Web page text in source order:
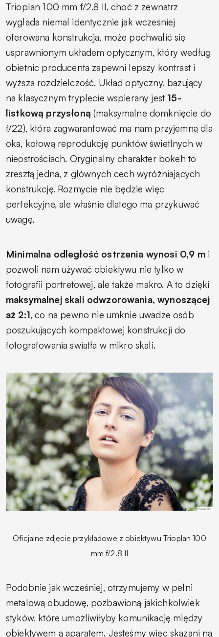
Trioplan 100 mm f/2.8 II, choć z zewnątrz
wygląda niemal identycznie jak wcześniej
oferowana konstrukcja, może pochwalić się
usprawnionym układem optycznym, który według
obietnic producenta zapewni lepszy kontrast i
wyższą rozdzielczość. Układ optyczny, bazujący
na klasycznym tryplecie wspierany jest 15-
listkową przysłoną (maksymalne domknięcie do
f/22), która zagwarantować ma nam przyjemną dla
oka, kołową reprodukcję punktów świetlnych w
nieostrościach. Oryginalny charakter bokeh to
zresztą jedna, z głównych cech wyróżniających
konstrukcję. Rozmycie nie będzie więc
perfekcyjne, ale właśnie dlatego ma przykuwać
uwagę.
Minimalna odległość ostrzenia wynosi 0,9 mi
pozwoli nam używać obiektywu nie tylko w
fotografii portretowej, ale także makro. A to dzięki
maksymalnej skali odwzorowania, wynoszącej
aż 2:1, co na pewno nie umknie uwadze osób
poszukujących kompaktowej konstrukcji do
fotografowania światła w mikro skali.
Oficjalne zdjęcie przykładowe z obiektywu Trioplan 100
mm f/2.8 II
Podobnie jak wcześniej, otrzymujemy w pełni
metalową obudowę, pozbawioną jakichkolwiek
styków, które umożliwiłyby komunikację między
obiektywem a aparatem. Jesteśmy więc skazani na